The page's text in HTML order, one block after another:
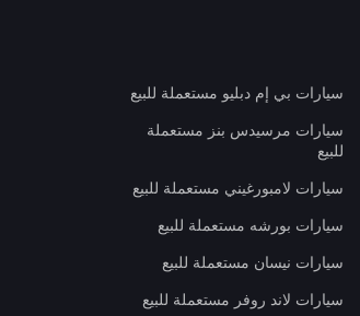
سيارات بي إم دبليو مستعملة للبيع
سيارات مرسيدس بنز مستعملة
للبيع
سيارات لامبورغيني مستعملة للبيع
سيارات بورشه مستعملة للبيع
سيارات نيسان مستعملة للبيع
سيارات لاند روفر مستعملة للبيع